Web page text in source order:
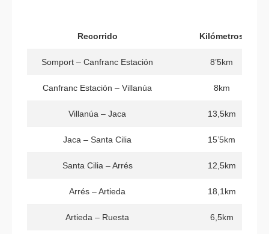
Recorrido Kilómetros
Somport – Canfranc Estación 8’5km
Canfranc Estación – Villanúa 8km
Villanúa – Jaca 13,5km
Jaca – Santa Cilia 15’5km
Santa Cilia – Arrés 12,5km
Arrés – Artieda 18,1km
Artieda – Ruesta 6,5km